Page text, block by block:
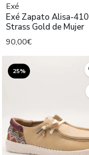
Exé
Exé Zapato Alisa-410
Strass Gold de Mujer
90,00€
25%